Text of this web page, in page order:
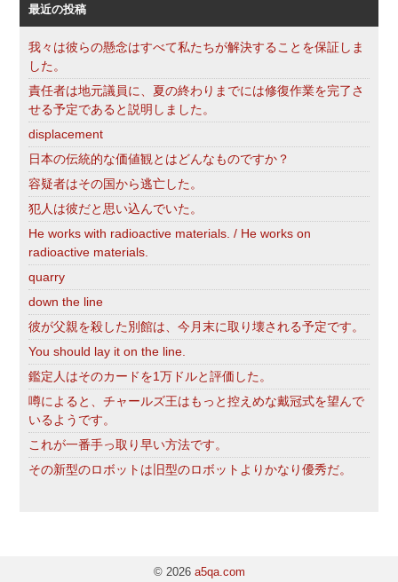
最近の投稿
我々は彼らの懸念はすべて私たちが解決することを保証しま
した。
責任者は地元議員に、夏の終わりまでには修復作業を完了さ
せる予定であると説明しました。
displacement
日本の伝統的な価値観とはどんなものですか？
容疑者はその国から逃亡した。
犯人は彼だと思い込んでいた。
He works with radioactive materials. / He works on
radioactive materials.
quarry
down the line
彼が父親を殺した別館は、今月末に取り壊される予定です。
You should lay it on the line.
鑑定人はそのカードを1万ドルと評価した。
噂によると、チャールズ王はもっと控えめな戴冠式を望んで
いるようです。
これが一番手っ取り早い方法です。
その新型のロボットは旧型のロボットよりかなり優秀だ。
© 2026 a5qa.com